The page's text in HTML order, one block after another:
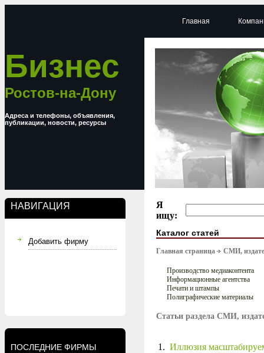
Бизнес
Ростов-на-Дону
Адреса и телефоны, объявления,
публикации, новости, ресурсы
НАВИГАЦИЯ
Добавить фирму
ПОСЛЕДНИЕ ФИРМЫ
Главная
Я
ищу:
Каталог статей
Главная страница СМИ,
Производство медиаконтента
Информационные агентства
Печати и штампы
Полиграфические материалы
Статьи раздела СМИ,
1. Иллюзия